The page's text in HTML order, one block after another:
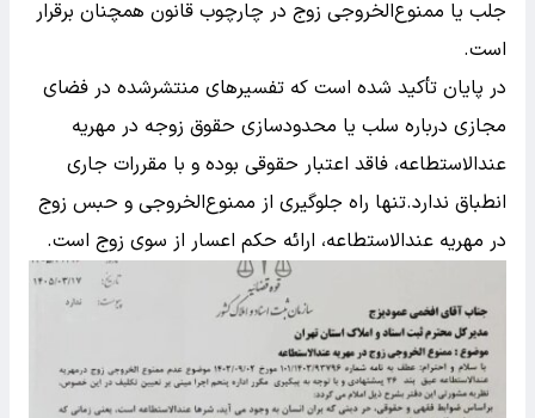
جلب یا ممنوع‌الخروجی زوج در چارچوب قانون همچنان برقرار
است.
در پایان تأکید شده است که تفسیرهای منتشرشده در فضای
مجازی درباره سلب یا محدودسازی حقوق زوجه در مهریه
عندالاستطاعه، فاقد اعتبار حقوقی بوده و با مقررات جاری
انطباق ندارد.تنها راه جلوگیری از ممنوع‌الخروجی و حبس زوج
در مهریه عندالاستطاعه، ارائه حکم اعسار از سوی زوج است.